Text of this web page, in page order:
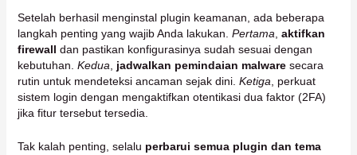
Setelah berhasil menginstal plugin keamanan, ada beberapa
langkah penting yang wajib Anda lakukan. Pertama aktifkan
firewall dan pastikan konfigurasinya sudah sesuai dengan
kebutuhan. Kedua jadwalkan pemindaian malwaresecara
rutin untuk mendeteksi ancaman sejak dini. Ketiga , perkuat
sistem login dengan mengaktifkan otentikasi dua faktor (2FA)
jika fitur tersebut tersedia.
Tak kalah penting, selalu perbarui semua plugin dan tema